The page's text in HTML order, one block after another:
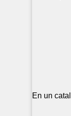
En un